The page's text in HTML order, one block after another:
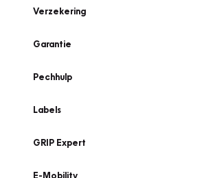
Verzekering
Garantie
Pechhulp
Labels
GRIP Expert
E-Mobility